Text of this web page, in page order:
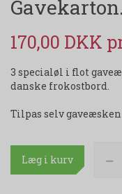
Gavekarton.
170,00 DKK
3 specialøl i flot
danske frokostbord.
Tilpas selv
Læg i kurv